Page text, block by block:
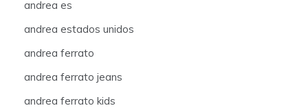
andrea es
andrea estados unidos
andrea ferrato
andrea ferrato jeans
andrea ferrato kids